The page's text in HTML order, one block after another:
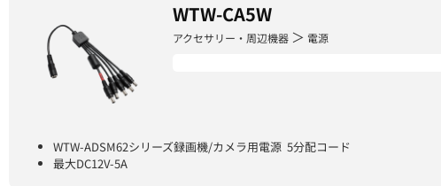
WTW-CA5W
アクセサリー・周辺機器 ＞ 電源
WTW-ADSM62シリーズ録画機/カメラ用電源 5分配コード
最大DC12V-5A